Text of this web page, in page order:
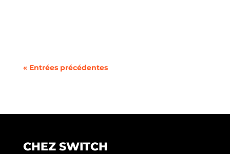
« Entrées précédentes
CHEZ SWITCH